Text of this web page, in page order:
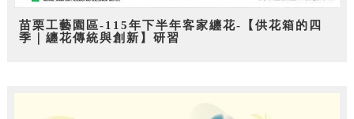
苗栗工藝園區-115年下半年客家纏花-【供花箱的四
季｜纏花傳統與創新】研習